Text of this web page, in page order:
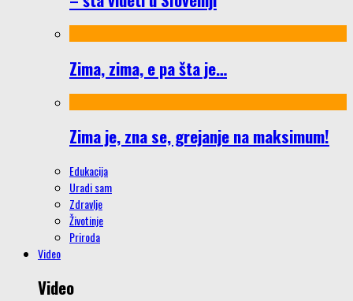
Zima, zima, e pa šta je…
Zima je, zna se, grejanje na maksimum!
Edukacija
Uradi sam
Zdravlje
Životinje
Priroda
Video
Video